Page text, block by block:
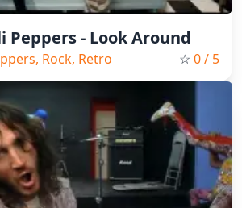
Peppers - Look Around
Rock, Retro ☆ 0/ 5